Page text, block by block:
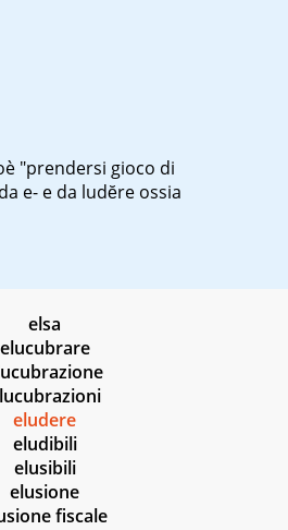
"prendersi gioco di
e- e da ludĕre ossia
elsa
elucubrare
eludere
eludibili
elusibili
elusione
fiscale